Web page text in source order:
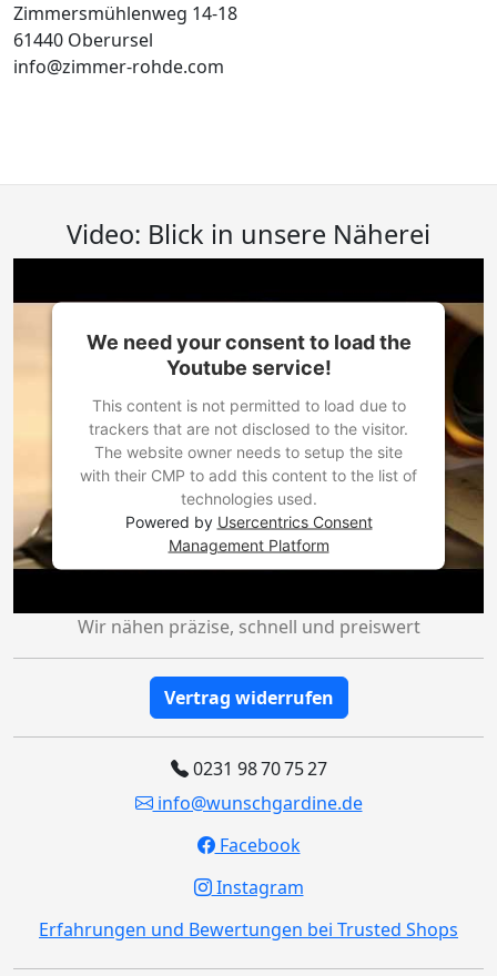
Zimmersmühlenweg 14-18
61440 Oberursel
info@zimmer-rohde.com
Video: Blick in unsere Näherei
We need your consent to load the
Youtube service!
This content is not permitted to load due to
trackers that are not disclosed to the visitor.
The website owner needs to setup the site
with their CMP to add this content to the list of
technologies used.
Powered by Usercentrics Consent
Management Platform
Wir nähen präzise, schnell und preiswert
Vertrag widerrufen
0231 98 70 75 27
info@wunschgardine.de
Facebook
Instagram
Erfahrungen und Bewertungen bei Trusted Shops